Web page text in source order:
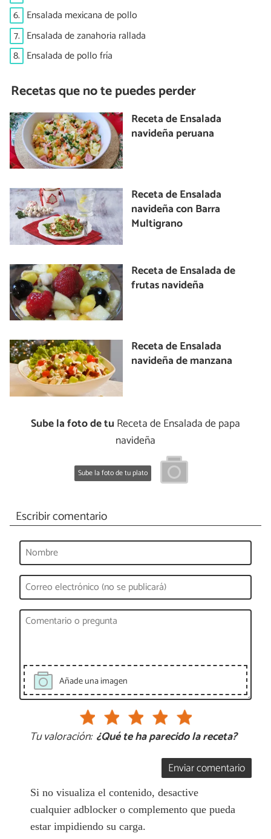
6. Ensalada mexicana de pollo
7. Ensalada de zanahoria rallada
8. Ensalada de pollo fría
Recetas que no te puedes perder
Receta de Ensalada
navideña peruana
Receta de Ensalada
navideña con Barra
Multigrano
Receta de Ensalada de
frutas navideña
Receta de Ensalada
navideña de manzana
Sube la foto de tu Receta de Ensalada de papa
navideña
Sube la foto de tu plato
Escribir comentario
Añade una imagen
Tu valoración: ¿Qué te ha parecido la receta?
Enviar comentario
Si no visualiza el contenido, desactive
cualquier adblocker o complemento que pueda
estar impidiendo su carga.